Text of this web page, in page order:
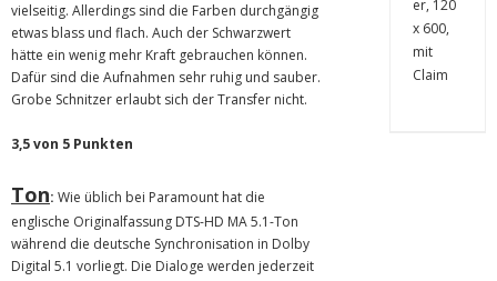
vielseitig. Allerdings sind die Farben durchgängig
etwas blass und flach. Auch der Schwarzwert
hätte ein wenig mehr Kraft gebrauchen können.
Dafür sind die Aufnahmen sehr ruhig und sauber.
Grobe Schnitzer erlaubt sich der Transfer nicht.
3,5 von 5 Punkten
Ton: Wie üblich bei Paramount hat die
englische Originalfassung DTS-HD MA 5.1-Ton
während die deutsche Synchronisation in Dolby
Digital 5.1 vorliegt. Die Dialoge werden jederzeit